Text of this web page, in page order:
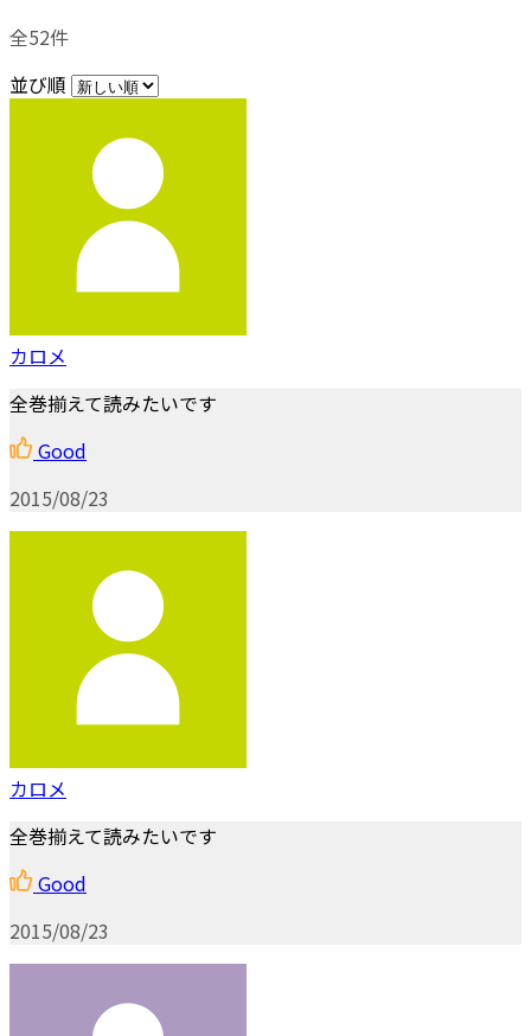
全52件
並び順
カロメ
全巻揃えて読みたいです
Good
2015/08/23
カロメ
全巻揃えて読みたいです
Good
2015/08/23